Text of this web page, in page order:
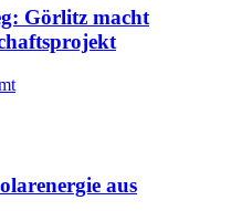
Görlitz macht
aus